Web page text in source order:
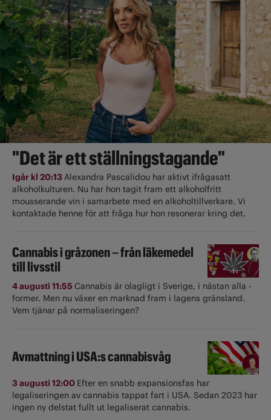
"Det är ett ställningstagande"
Igår kl 20:13Alexandra Pascalidou har aktivt ifrågasatt
alkoholkulturen. Nu har hon tagit fram ett alkoholfritt
mousserande vin i samarbete med en alkoholtillverkare. Vi
kontaktade henne för att fråga hur hon resonerar kring det.
Cannabis i gråzonen – från läkemedel
till livsstil
4 augusti 11:55 Cannabis är olagligt i ­Sverige, i nästan alla ­
former. Men nu växer en marknad fram i lagens gränsland.
Vem tjänar på normaliseringen?
Avmattning i USA:s cannabisvåg
3 augusti 12:00 Efter en snabb expansionsfas har
legaliseringen av cannabis tappat fart i USA. Sedan 2023 har
ingen ny delstat fullt ut ­legaliserat cannabis.